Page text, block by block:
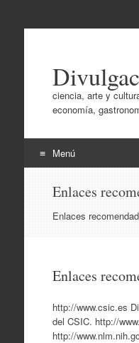
ciencia, arte y
economía,
Menú
contenido
Enlaces
Enlaces
Enlaces
http://www.csic.es
del CSIC. http://
http://